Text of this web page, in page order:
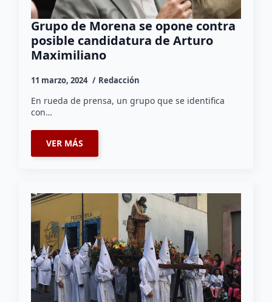
Grupo de Morena se opone contra
posible candidatura de Arturo
Maximiliano
11 marzo, 2024 Redacción
En rueda de prensa, un grupo que se identifica
con…
VER MÁS